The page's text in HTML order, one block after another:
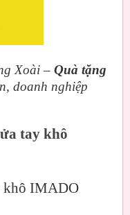
Xoài – Quà tặng
doanh nghiệp
tay khô
khô IMADO